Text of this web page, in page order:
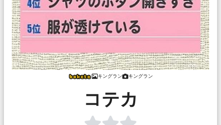
キングラン キングラン
コテカ